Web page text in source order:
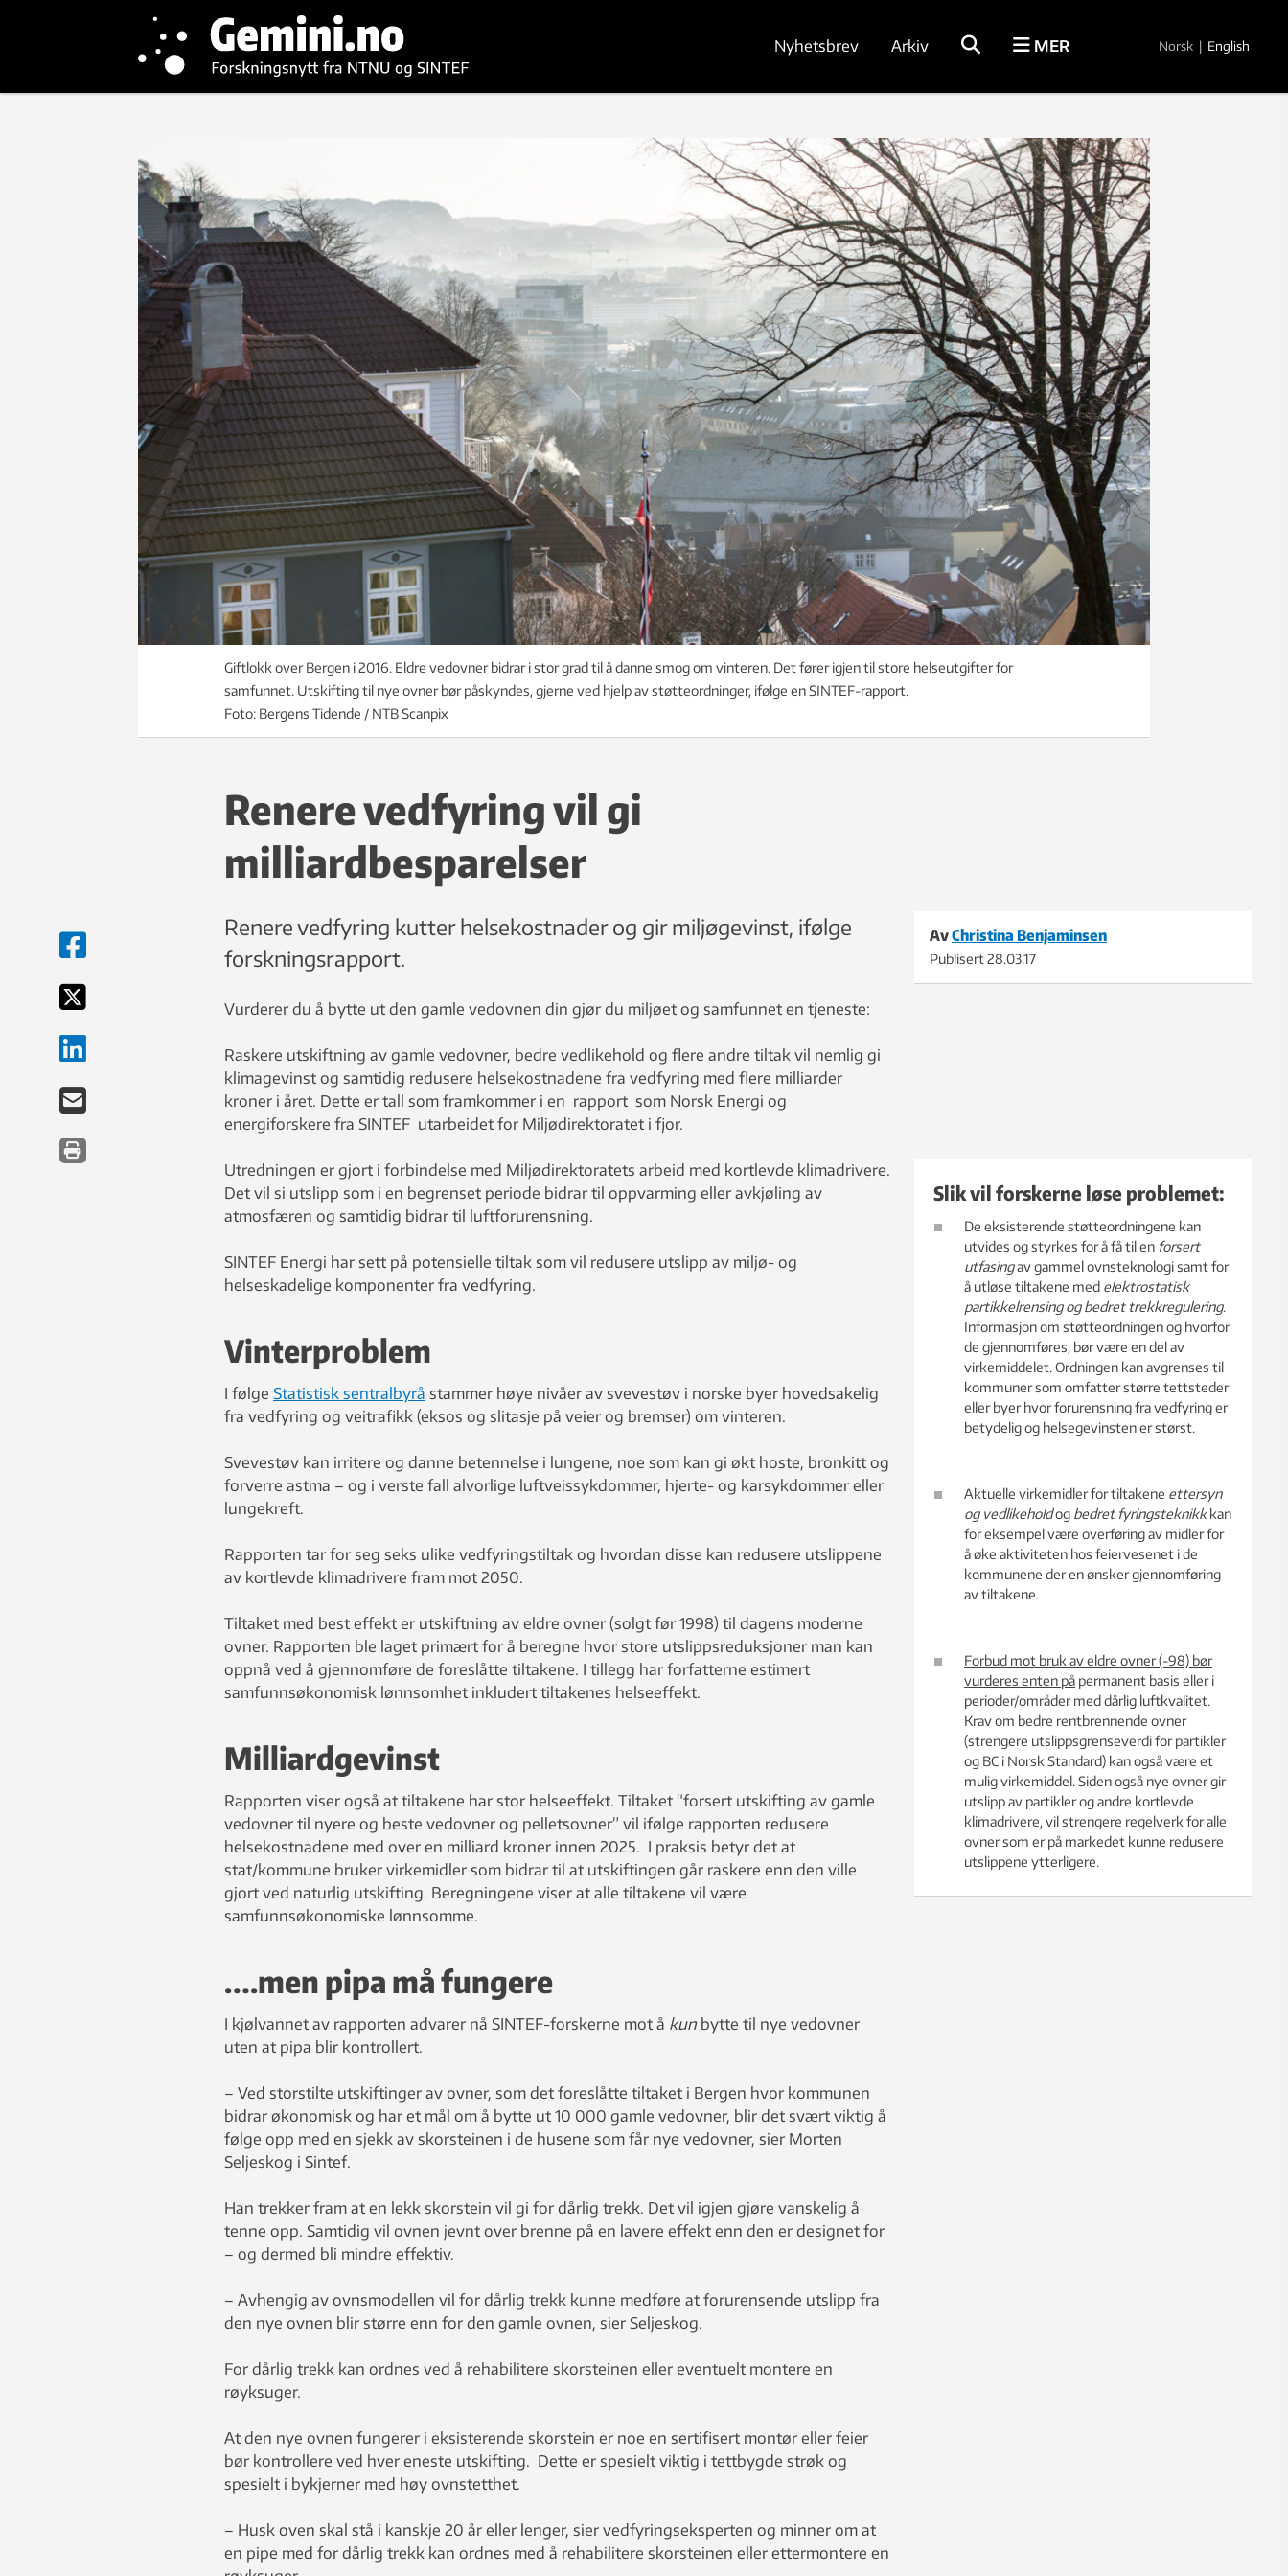
Nyhetsbrev Arkiv MER Norsk | English
Giftlokk over Bergen i 2016. Eldre vedovner bidrar i stor grad til å danne smog om vinteren. Det fører igjen til store helseutgifter for
samfunnet. Utskifting til nye ovner bør påskyndes, gjerne ved hjelp av støtteordninger, ifølge en SINTEF-rapport.
Foto: Bergens Tidende / NTB Scanpix
Renere vedfyring vil gi
milliardbesparelser
AvChristina Benjaminsen
Publisert28.03.17
Renere vedfyring kutter helsekostnader og gir miljøgevinst, ifølge
forskningsrapport.
Vurderer du å bytte ut den gamle vedovnen din gjør du miljøet og samfunnet en tjeneste:
Raskere utskiftning av gamle vedovner, bedre vedlikehold og flere andre tiltak vil nemlig gi
klimagevinst og samtidig redusere helsekostnadene fra vedfyring med flere milliarder
kroner i året. Dette er tall som framkommer i en rapport som Norsk Energi og
energiforskere fra SINTEF utarbeidet for Miljødirektoratet i fjor.
Slik vil forskerne løse problemet:
De eksisterende støtteordningene kan
utvides og styrkes for å få til en forsert
utfasingav gammel ovnsteknologi samt for
å utløse tiltakene med elektrostatisk
partikkelrensing og bedret trekkregulering.
Informasjon om støtteordningen og hvorfor
de gjennomføres, bør være en del av
virkemiddelet. Ordningen kan avgrenses til
kommuner som omfatter større tettsteder
eller byer hvor forurensning fra vedfyring er
betydelig og helsegevinsten er størst.
Aktuelle virkemidler for tiltakene ettersyn
og vedlikeholdog bedret fyringsteknikkkan
for eksempel være overføring av midler for
å øke aktiviteten hos feiervesenet i de
kommunene der en ønsker gjennomføring
av tiltakene.
Forbud mot bruk av eldre ovner (-98) bør
vurderes enten på permanent basis eller i
perioder/områder med dårlig luftkvalitet.
Krav om bedre rentbrennende ovner
(strengere utslippsgrenseverdi for partikler
og BC i Norsk Standard) kan også være et
mulig virkemiddel. Siden også nye ovner gir
utslipp av partikler og andre kortlevde
klimadrivere, vil strengere regelverk for alle
ovner som er på markedet kunne redusere
utslippene ytterligere.
Utredningen er gjort i forbindelse med Miljødirektoratets arbeid med kortlevde klimadrivere.
Det vil si utslipp som i en begrenset periode bidrar til oppvarming eller avkjøling av
atmosfæren og samtidig bidrar til luftforurensning.
SINTEF Energi har sett på potensielle tiltak som vil redusere utslipp av miljø- og
helseskadelige komponenter fra vedfyring.
Vinterproblem
I følge Statistisk sentralbyrå stammer høye nivåer av svevestøv i norske byer hovedsakelig
fra vedfyring og veitrafikk (eksos og slitasje på veier og bremser) om vinteren.
Svevestøv kan irritere og danne betennelse i lungene, noe som kan gi økt hoste, bronkitt og
forverre astma – og i verste fall alvorlige luftveissykdommer, hjerte- og karsykdommer eller
lungekreft.
Rapporten tar for seg seks ulike vedfyringstiltak og hvordan disse kan redusere utslippene
av kortlevde klimadrivere fram mot 2050.
Tiltaket med best effekt er utskiftning av eldre ovner (solgt før 1998) til dagens moderne
ovner. Rapporten ble laget primært for å beregne hvor store utslippsreduksjoner man kan
oppnå ved å gjennomføre de foreslåtte tiltakene. I tillegg har forfatterne estimert
samfunnsøkonomisk lønnsomhet inkludert tiltakenes helseeffekt.
Milliardgevinst
Rapporten viser også at tiltakene har stor helseeffekt. Tiltaket “forsert utskifting av gamle
vedovner til nyere og beste vedovner og pelletsovner” vil ifølge rapporten redusere
helsekostnadene med over en milliard kroner innen 2025. I praksis betyr det at
stat/kommune bruker virkemidler som bidrar til at utskiftingen går raskere enn den ville
gjort ved naturlig utskifting. Beregningene viser at alle tiltakene vil være
samfunnsøkonomiske lønnsomme.
….men pipa må fungere
I kjølvannet av rapporten advarer nå SINTEF-forskerne mot å kunbytte til nye vedovner
uten at pipa blir kontrollert.
– Ved storstilte utskiftinger av ovner, som det foreslåtte tiltaket i Bergen hvor kommunen
bidrar økonomisk og har et mål om å bytte ut 10 000 gamle vedovner, blir det svært viktig å
følge opp med en sjekk av skorsteinen i de husene som får nye vedovner, sier Morten
Seljeskog i Sintef.
Han trekker fram at en lekk skorstein vil gi for dårlig trekk. Det vil igjen gjøre vanskelig å
tenne opp. Samtidig vil ovnen jevnt over brenne på en lavere effekt enn den er designet for
– og dermed bli mindre effektiv.
– Avhengig av ovnsmodellen vil for dårlig trekk kunne medføre at forurensende utslipp fra
den nye ovnen blir større enn for den gamle ovnen, sier Seljeskog.
For dårlig trekk kan ordnes ved å rehabilitere skorsteinen eller eventuelt montere en
røyksuger.
At den nye ovnen fungerer i eksisterende skorstein er noe en sertifisert montør eller feier
bør kontrollere ved hver eneste utskifting. Dette er spesielt viktig i tettbygde strøk og
spesielt i bykjerner med høy ovnstetthet.
– Husk oven skal stå i kanskje 20 år eller lenger, sier vedfyringseksperten og minner om at
en pipe med for dårlig trekk kan ordnes med å rehabilitere skorsteinen eller ettermontere en